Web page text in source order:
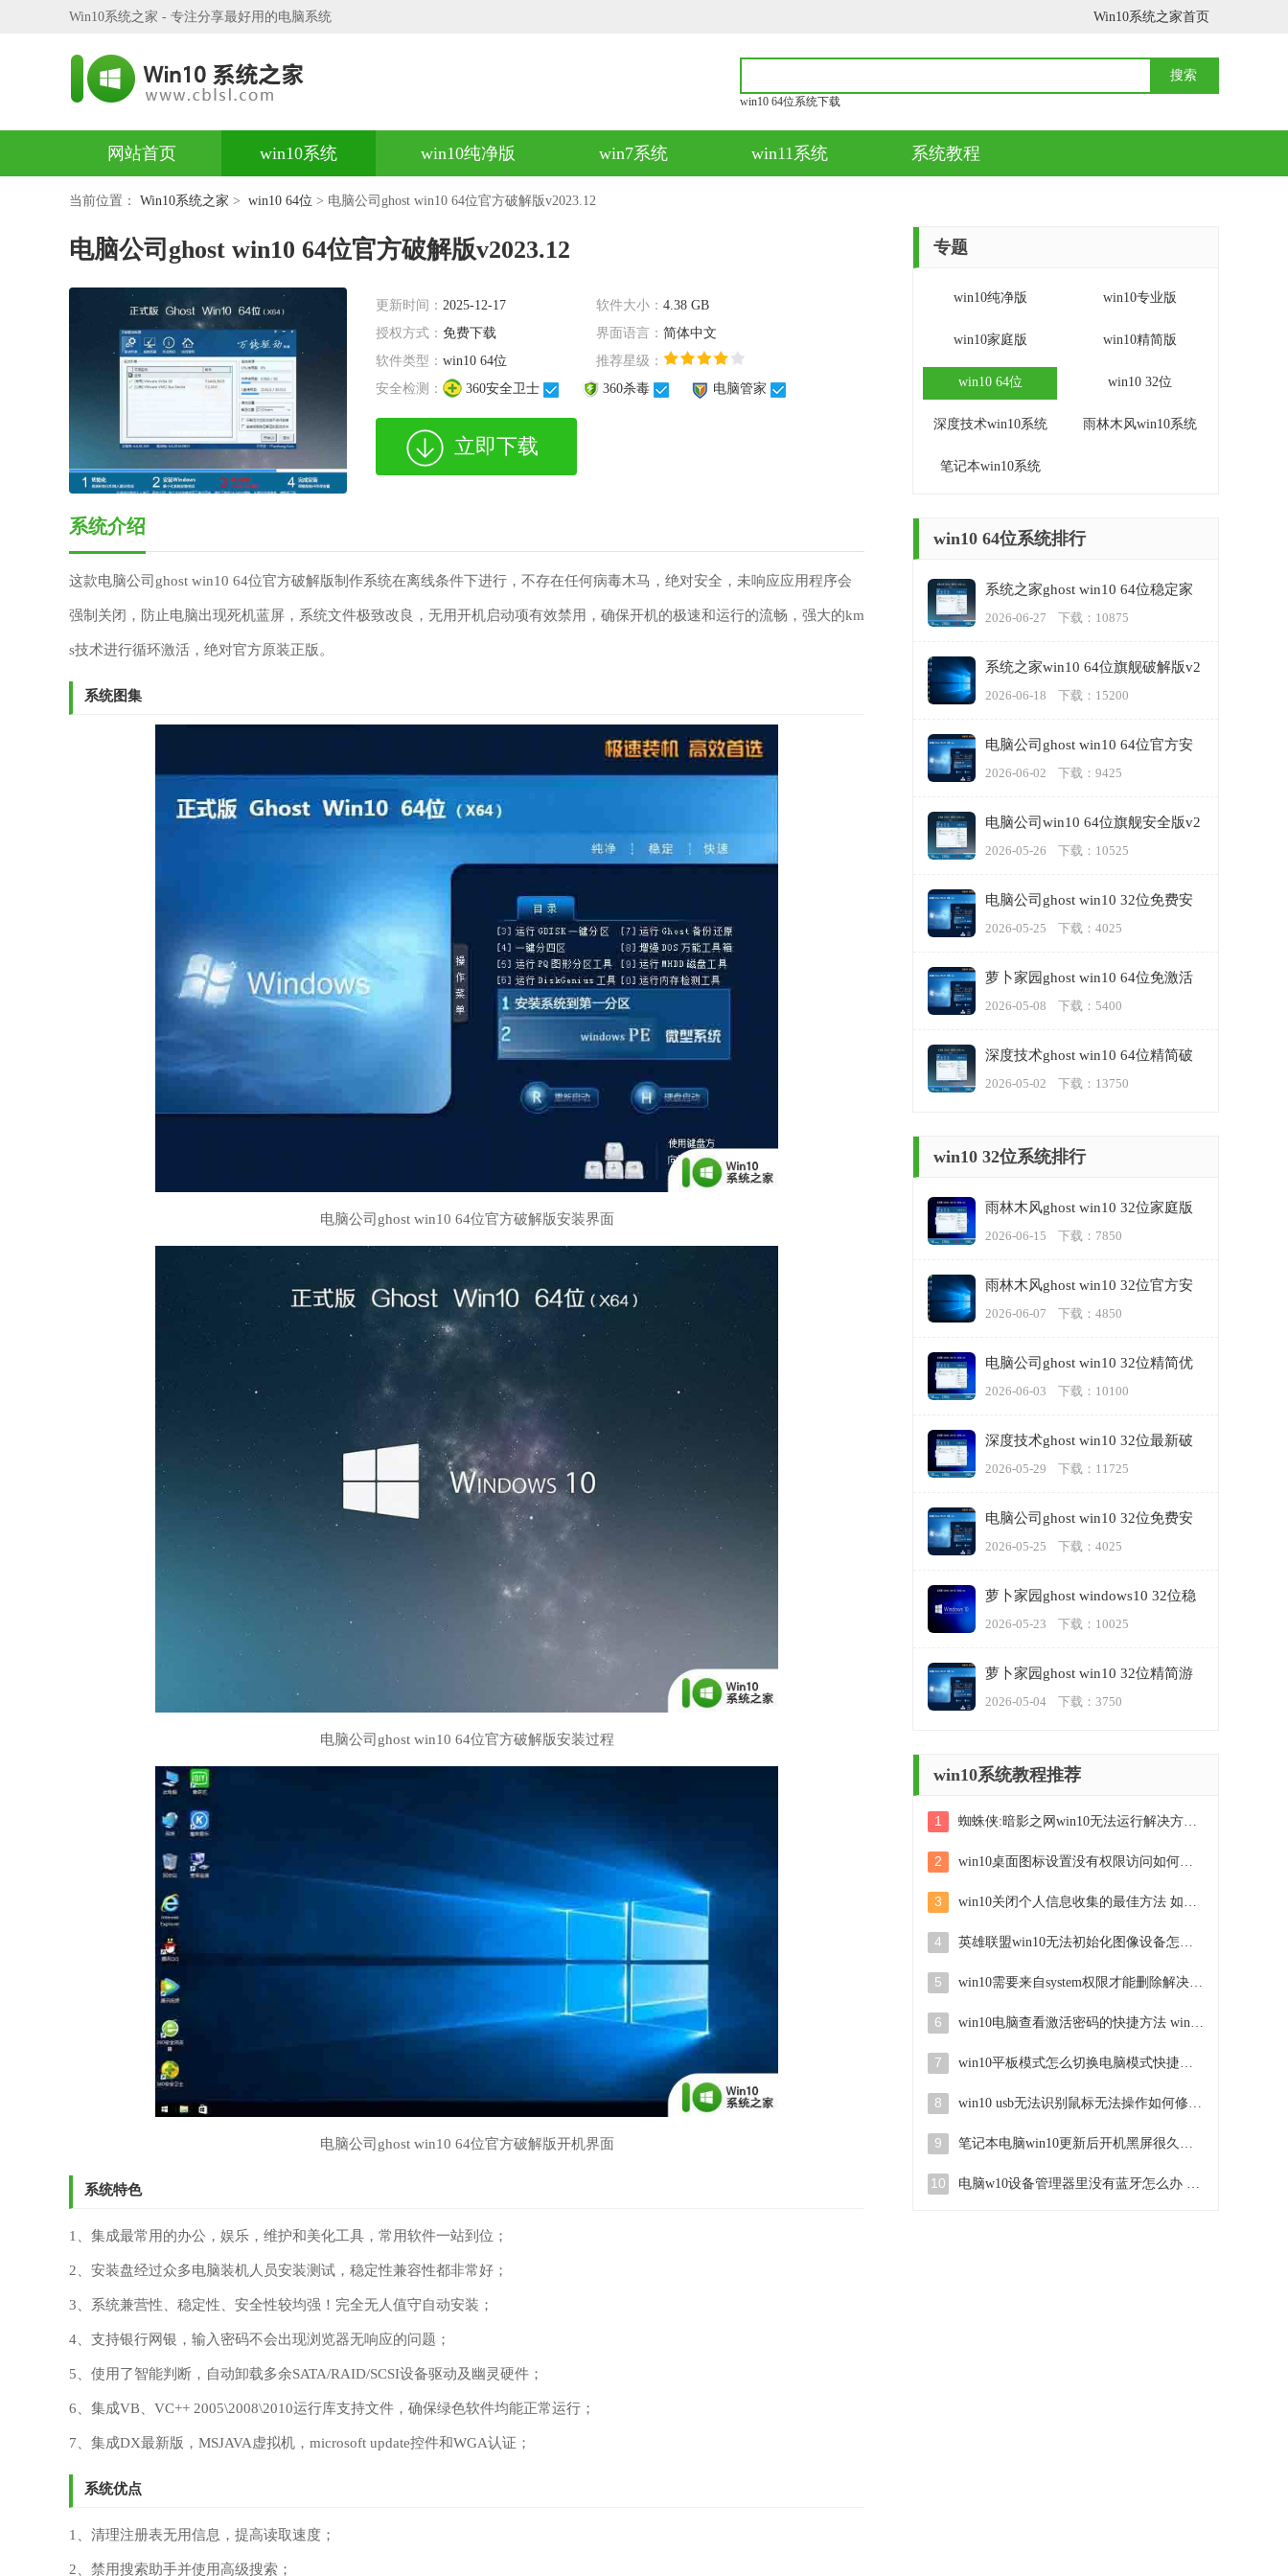
Win10系统之家 - 专注分享最好用的电脑系统 Win10系统之家首页
win10 64位系统下载
网站首页 win10系统 win10纯净版 win7系统 win11系统 系统教程
当前位置： Win10系统之家 > win10 64位 > 电脑公司ghost win10 64位官方破解版v2023.12
电脑公司ghost win10 64位官方破解版v2023.12
更新时间： 2025-12-17 软件大小：4.38 GB
授权方式： 免费下载 界面语言：简体中文
软件类型： win10 64位
推荐星级：
安全检测：
360安全卫士 360杀毒 电脑管家
立即下载
系统介绍
这款电脑公司ghost win10 64位官方破解版制作系统在离线条件下进行，不存在任何病毒木马，绝对安全，未响应应用程序会
强制关闭，防止电脑出现死机蓝屏，系统文件极致改良，无用开机启动项有效禁用，确保开机的极速和运行的流畅，强大的km
s技术进行循环激活，绝对官方原装正版。
系统图集
电脑公司ghost win10 64位官方破解版安装界面
电脑公司ghost win10 64位官方破解版安装过程
电脑公司ghost win10 64位官方破解版开机界面
系统特色
1、集成最常用的办公，娱乐，维护和美化工具，常用软件一站到位；
2、安装盘经过众多电脑装机人员安装测试，稳定性兼容性都非常好；
3、系统兼营性、稳定性、安全性较均强！完全无人值守自动安装；
4、支持银行网银，输入密码不会出现浏览器无响应的问题；
5、使用了智能判断，自动卸载多余SATA/RAID/SCSI设备驱动及幽灵硬件；
6、集成VB、VC++ 2005\2008\2010运行库支持文件，确保绿色软件均能正常运行；
7、集成DX最新版，MSJAVA虚拟机，microsoft update控件和WGA认证；
系统优点
1、清理注册表无用信息，提高读取速度；
2、禁用搜索助手并使用高级搜索；
专题
win10纯净版 win10专业版
win10家庭版 win10精简版
win10 64位 win10 32位
深度技术win10系统 雨林木风win10系统
笔记本win10系统
win10 64位系统排行
系统之家ghost win10 64位稳定家
庭版下载v2023.06
2026-06-27 下载：10875
系统之家win10 64位旗舰破解版v2
023.06
2026-06-18 下载：15200
电脑公司ghost win10 64位官方安
全原版v2023.06
2026-06-02 下载：9425
电脑公司win10 64位旗舰安全版v2
023.05
2026-05-26 下载：10525
电脑公司ghost win10 32位免费安
装版v2023.05
2026-05-25 下载：4025
萝卜家园ghost win10 64位免激活
专业版下载v2023.05
2026-05-08 下载：5400
深度技术ghost win10 64位精简破
解版v2023.05
2026-05-02 下载：13750
win10 32位系统排行
雨林木风ghost win10 32位家庭版
正版v2023.06
2026-06-15 下载：7850
雨林木风ghost win10 32位官方安
装版v2023.06
2026-06-07 下载：4850
电脑公司ghost win10 32位精简优
化版v2023.06
2026-06-03 下载：10100
深度技术ghost win10 32位最新破
解版v2023.05
2026-05-29 下载：11725
电脑公司ghost win10 32位免费安
装版v2023.05
2026-05-25 下载：4025
萝卜家园ghost windows10 32位稳
定游戏版下载v2023.05
2026-05-23 下载：10025
萝卜家园ghost win10 32位精简游
戏版v2023.05
2026-05-04 下载：3750
win10系统教程推荐
1 蜘蛛侠:暗影之网win10无法运行解决方法 蜘蛛侠暗影之网win10闪退解决方法
2 win10桌面图标设置没有权限访问如何处理 Win10桌面图标权限访问被拒绝怎么办
3 win10关闭个人信息收集的最佳方法 如何在win10中关闭个人信息收集
4 英雄联盟win10无法初始化图像设备怎么办 英雄联盟win10启动黑屏怎么解决
5 win10需要来自system权限才能删除解决方法 Win10删除文件需要管理员权限解决方法
6 win10电脑查看激活密码的快捷方法 win10电脑激活密码查看方法
7 win10平板模式怎么切换电脑模式快捷键 win10平板模式如何切换至电脑模式
8 win10 usb无法识别鼠标无法操作如何修复 Win10 USB接口无法识别鼠标怎么办
9 笔记本电脑win10更新后开机黑屏很久才有画面如何修复 win10更新后笔记本电脑开机黑屏怎么办
10 电脑w10设备管理器里没有蓝牙怎么办 电脑w10蓝牙设备管理器找不到